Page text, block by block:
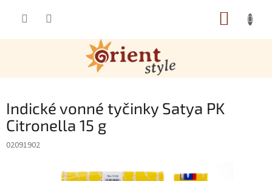
Indické vonné tyčinky Satya PK
Citronella 15 g
02091902